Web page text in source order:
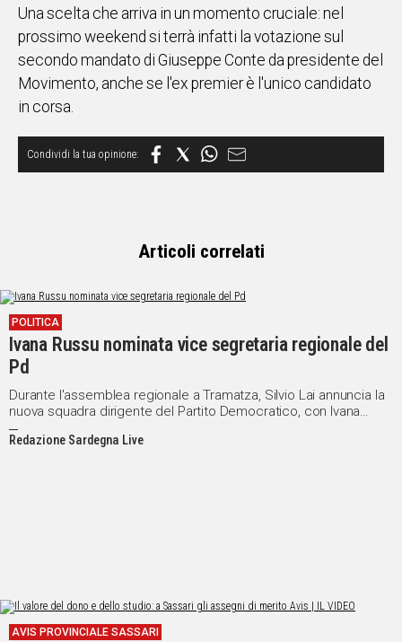
WHATSAPP
Una scelta che arriva in un momento cruciale: nel
prossimo weekend si terrà infatti la votazione sul
secondo mandato di Giuseppe Conte da presidente del
Movimento, anche se l'ex premier è l'unico candidato
in corsa.
Articoli correlati
POLITICA
Ivana Russu nominata vice segretaria regionale del
Pd
Durante l'assemblea regionale a Tramatza, Silvio Lai annuncia la
nuova squadra dirigente del Partito Democratico, con Ivana
Russu come vice segretaria e l'inclusione di nuovi membri entro
la settimana
Redazione Sardegna Live
AVIS PROVINCIALE SASSARI